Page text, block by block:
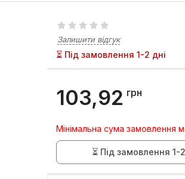
Залишити відгук
⏳ Під замовлення 1-2 дні
103,92 грн
Мінімальна сума замовлення
⏳ Під замовлення 1-